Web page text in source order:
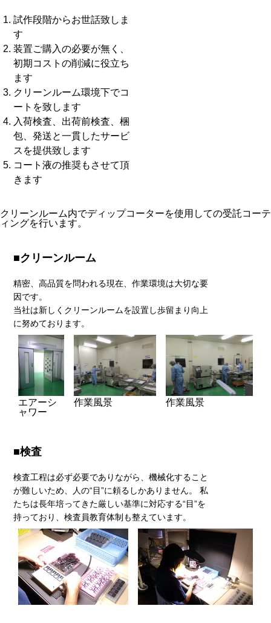
試作段階からお世話致しま
す
装置ご購入の必要が無く、
初期コストの削減に役立ち
ます
クリーンルーム環境下でコ
ートを致します
入荷検査、出荷前検査、梱
包、発送と一貫したサービ
スを提供致します
コート液の推奨もさせて頂
きます
クリーンルーム内でディップコーターを使用しての受託コーテ
ィングを行います。
■クリーンルーム
精密、高品質を問われる現在、作業環境は大切な要
因です。
当社は新しくクリーンルームを設置し歩留まり向上
に努めております。
エアーシ
ャワー
作業風景 作業風景
■検査
検査工程は必ず必要でありながら、機械化すること
が難しいため、人の“目”に頼るしかありません。 私
たちは長年培ってきた厳しい基準に対応する“目”を
持っており、検査員教育体制も整えています。